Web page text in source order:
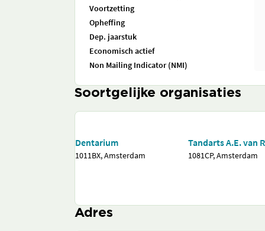
Voortzetting
Opheffing
Dep. jaarstuk
Economisch actief
Non Mailing Indicator (NMI)
Soortgelijke organisaties
Dentarium
1011BX, Amsterdam
Tandarts A.E. van
1081CP, Amsterdam
Adres